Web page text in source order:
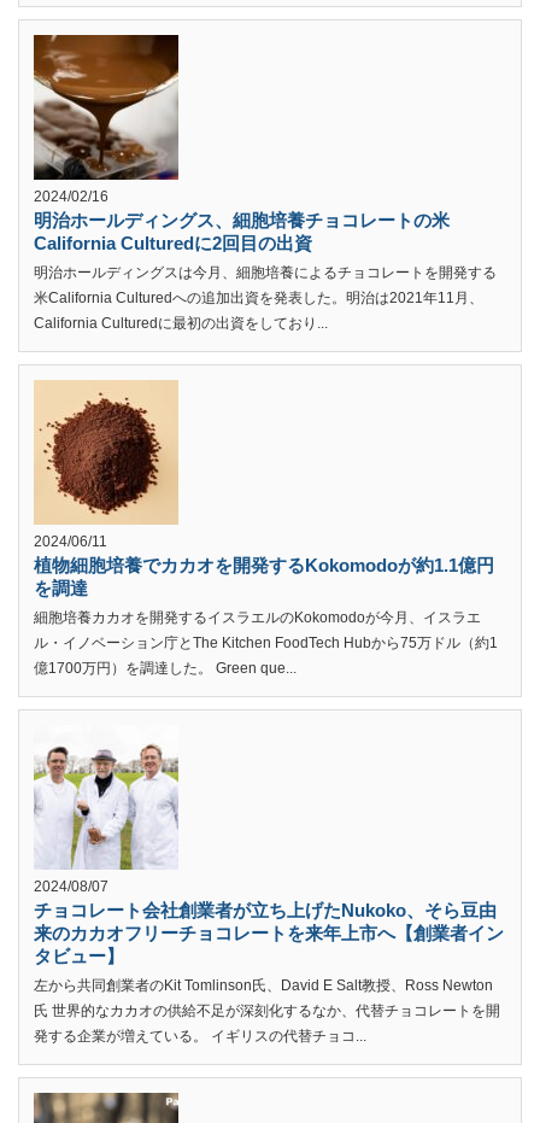
2024/02/16
明治ホールディングス、細胞培養チョコレートの米
California Culturedに2回目の出資
明治ホールディングスは今月、細胞培養によるチョコレートを開発する
米California Culturedへの追加出資を発表した。明治は2021年11月、
California Culturedに最初の出資をしており...
2024/06/11
植物細胞培養でカカオを開発するKokomodoが約1.1億円
を調達
細胞培養カカオを開発するイスラエルのKokomodoが今月、イスラエ
ル・イノベーション庁とThe Kitchen FoodTech Hubから75万ドル（約1
億1700万円）を調達した。 Green que...
2024/08/07
チョコレート会社創業者が立ち上げたNukoko、そら豆由
来のカカオフリーチョコレートを来年上市へ【創業者イン
タビュー】
左から共同創業者のKit Tomlinson氏、David E Salt教授、Ross Newton
氏 世界的なカカオの供給不足が深刻化するなか、代替チョコレートを開
発する企業が増えている。 イギリスの代替チョコ...